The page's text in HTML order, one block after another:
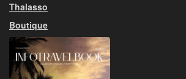
Thalasso
Boutique